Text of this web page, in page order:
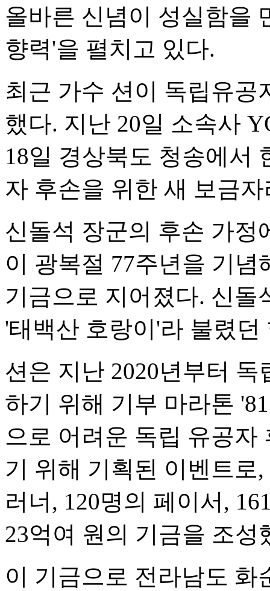
올바른 신념이 성실함을
향력'을 펼치고 있다.
최근 가수 션이 독립유공
했다. 지난 20일 소속사
18일 경상북도 청송에서
자 후손을 위한 새 보금
신돌석 장군의 후손 가정
이 광복절 77주년을 기념
기금으로 지어졌다. 신
'태백산 호랑이'라 불렸던
션은 지난 2020년부터
하기 위해 기부 마라톤
으로 어려운 독립 유공자
기 위해 기획된 이벤트로
러너, 120명의 페이서,
23억여 원의 기금을 조성
이 기금으로 전라남도 화